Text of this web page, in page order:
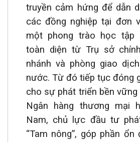
truyền cảm hứng để dẫn
các đồng nghiệp tại đơn
một phong trào học tập
toàn diện từ Trụ sở
nhánh và phòng giao
nước. Từ đó tiếp tục đóng
cho sự phát triển bền vững
Ngân hàng thương mại
Nam, chủ lực đầu tư
“Tam nông”, góp phần